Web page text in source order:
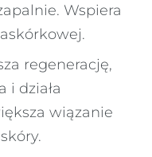
Wspiera
regenerację,
i działa
wiązanie